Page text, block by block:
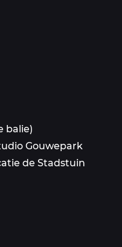
balie)
Gouwepark
de Stadstuin